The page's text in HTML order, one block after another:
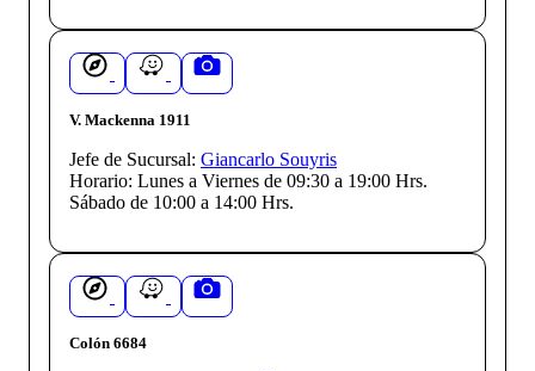
V. Mackenna 1911
Jefe de Sucursal: Giancarlo Souyris
Horario: Lunes a Viernes de 09:30 a 19:00 Hrs.
Sábado de 10:00 a 14:00 Hrs.
Colón 6684